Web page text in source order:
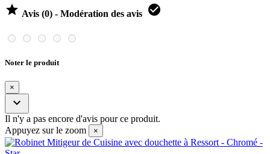
 Avis (0) - Modération des avis 
Noter le produit
×

Il n'y a pas encore d'avis pour ce produit.
Appuyez sur le zoom
×